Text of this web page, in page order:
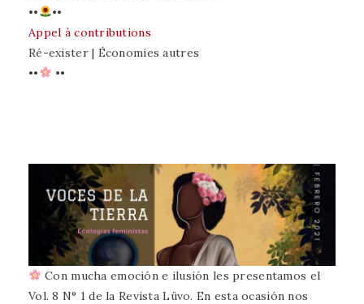
••
••
Appel à contributions
Ré-exister | Économies autres
••
••
Con mucha emoción e ilusión les presentamos el
Vol. 8 N° 1 de la Revista Lüvo. En esta ocasión nos